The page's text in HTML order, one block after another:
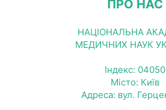
ПРО НАС
НАЦІОНАЛЬНА
МЕДИЧНИХ НАУК
Індекс: 04050
Місто: Київ
Адреса: вул.